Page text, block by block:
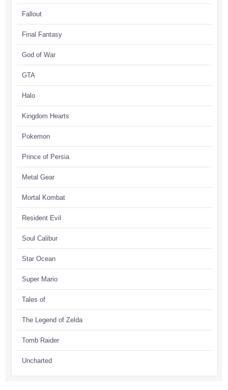
Fallout
Final Fantasy
God of War
GTA
Halo
Kingdom Hearts
Pokemon
Prince of Persia
Metal Gear
Mortal Kombat
Resident Evil
Soul Calibur
Star Ocean
Super Mario
Tales of
The Legend of Zelda
Tomb Raider
Uncharted